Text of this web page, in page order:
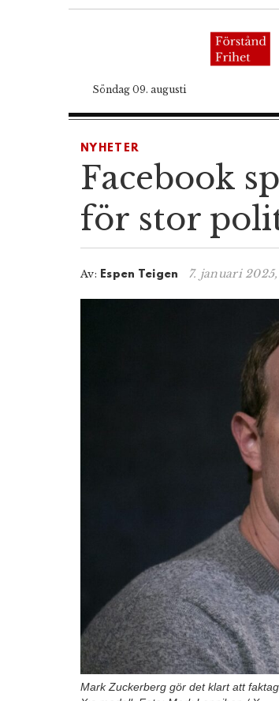
Söndag 09. augusti
NYHETER
Facebook
för stor
Av: Espen Teigen 7. januari 2025,
Mark Zuckerberg gör det klart att